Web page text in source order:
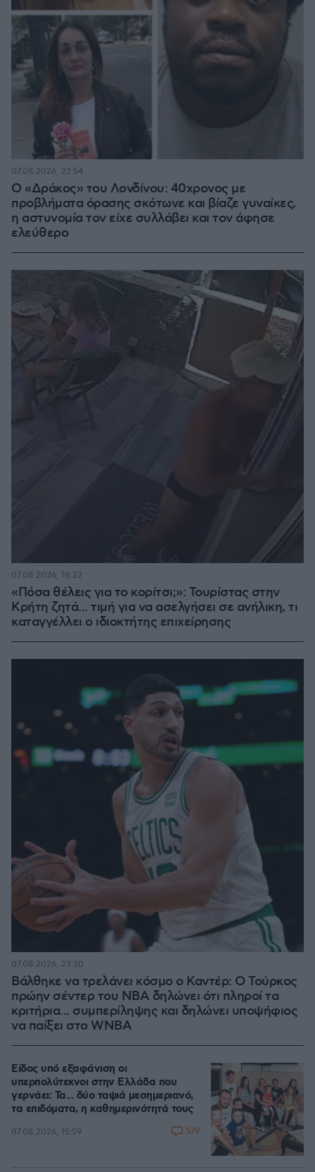
Ο «Δράκος» του Λονδίνου: 40χρονος με
προβλήματα όρασης σκότωνε και βίαζε γυναίκες,
η αστυνομία τον είχε συλλάβει και τον άφησε
ελεύθερο
07.08.2026, 22:54
«Πόσα θέλεις για το κορίτσι;»: Τουρίστας στην
Κρήτη ζητά... τιμή για να ασελγήσει σε ανήλικη, τι
καταγγέλλει ο ιδιοκτήτης επιχείρησης
07.08.2026, 18:22
Βάλθηκε να τρελάνει κόσμο ο Καντέρ: Ο Τούρκος
πρώην σέντερ του NBA δηλώνει ότι πληροί τα
κριτήρια... συμπερίληψης και δηλώνει υποψήφιος
να παίξει στο WNBA
07.08.2026, 23:30
Είδος υπό εξαφάνιση οι
υπερπολύτεκνοι στην Ελλάδα που
γερνάει: Τα... δύο ταψιά μεσημεριανό,
τα επιδόματα, η καθημερινότητά τους
07.08.2026, 15:59 579